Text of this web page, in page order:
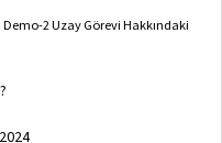
2 Uzay Görevi Hakkındaki